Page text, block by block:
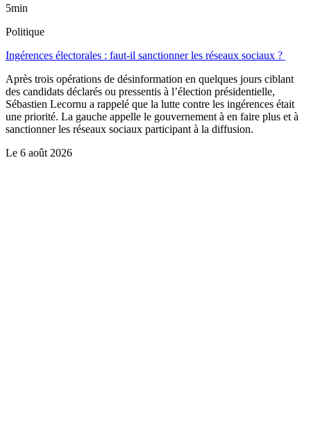
5min
Politique
Ingérences électorales : faut-il sanctionner les réseaux sociaux ?
Après trois opérations de désinformation en quelques jours ciblant
des candidats déclarés ou pressentis à l’élection présidentielle,
Sébastien Lecornu a rappelé que la lutte contre les ingérences était
une priorité. La gauche appelle le gouvernement à en faire plus et à
sanctionner les réseaux sociaux participant à la diffusion.
Le 6 août 2026